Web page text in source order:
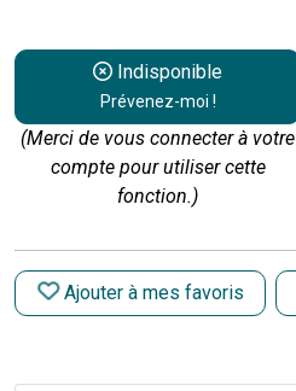
Indisponible
Prévenez-moi !
(Merci de vous connecter à votre
compte pour utiliser cette
fonction.)
Ajouter à mes favoris